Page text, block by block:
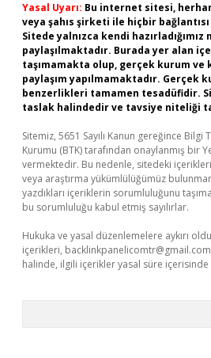
Yasal Uyarı: Bu internet sitesi,
veya şahıs şirketi ile hiçbir
Sitede yalnızca kendi
paylaşılmaktadır. Burada yer alan
taşımamakta olup, gerçek kurum ve
paylaşım yapılmamaktadır. Gerçek
benzerlikleri tamamen tesadüfidir.
taslak halindedir ve tavsiye niteliği
Sitemiz, 5651 Sayılı Kanun gereğince
Kurumu (BTK) tarafından onaylanmış bir
vermektedir. Bu nedenle, sitedeki
veya araştırma yükümlülüğümüz
yazdıkları içeriklerin sorumluluğunu
bu sorumluluğu kabul etmiş sayılırlar.
Hukuka ve yasal düzenlemelere aykırı
içerikleri, backlinkpanelicomtr@gmail.com
halinde, ilgili içerikler yasal süre içerisinde